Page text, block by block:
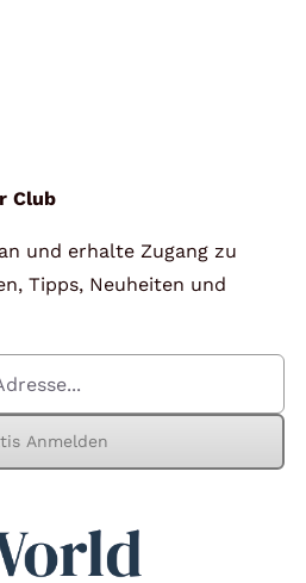
Kontakt
Mein Konto
Warenkorb
Club
und erhalte Zugang zu
Tipps, Neuheiten und
Anmelden